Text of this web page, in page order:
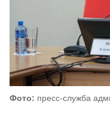
Фото: пресс-служба